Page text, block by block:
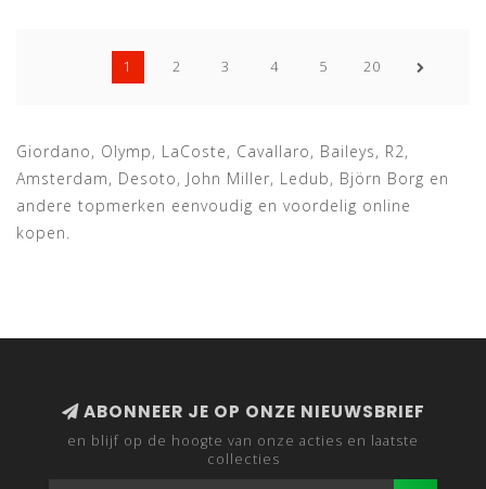
1 2 3 4 5 20
Giordano, Olymp, LaCoste, Cavallaro, Baileys, R2,
Amsterdam, Desoto, John Miller, Ledub, Björn Borg en
andere topmerken eenvoudig en voordelig online
kopen.
ABONNEER JE OP ONZE NIEUWSBRIEF
en blijf op de hoogte van onze acties en laatste
collecties